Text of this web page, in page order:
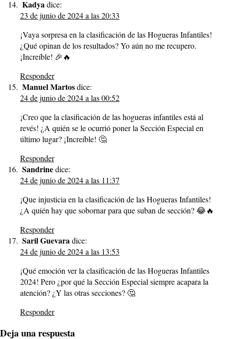
Kadya dice:
23 de junio de 2024 a las 20:33
¡Vaya sorpresa en la clasificación de las Hogueras Infantiles!
¿Qué opinan de los resultados? Yo aún no me recupero.
¡Increíble! 🎉🔥
Responder
Manuel Martosdice:
24 de junio de 2024 a las 00:52
¡Creo que la clasificación de las hogueras infantiles está al
revés! ¿A quién se le ocurrió poner la Sección Especial en
último lugar? ¡Increíble! 🤔
Responder
Sandrinedice:
24 de junio de 2024 a las 11:37
¡Que injusticia en la clasificación de las Hogueras Infantiles!
¿A quién hay que sobornar para que suban de sección? 😂🔥
Responder
Saril Guevara dice:
24 de junio de 2024 a las 13:53
¡Qué emoción ver la clasificación de las Hogueras Infantiles
2024! Pero ¿por qué la Sección Especial siempre acapara la
atención? ¿Y las otras secciones? 🤔
Responder
Deja una respuesta